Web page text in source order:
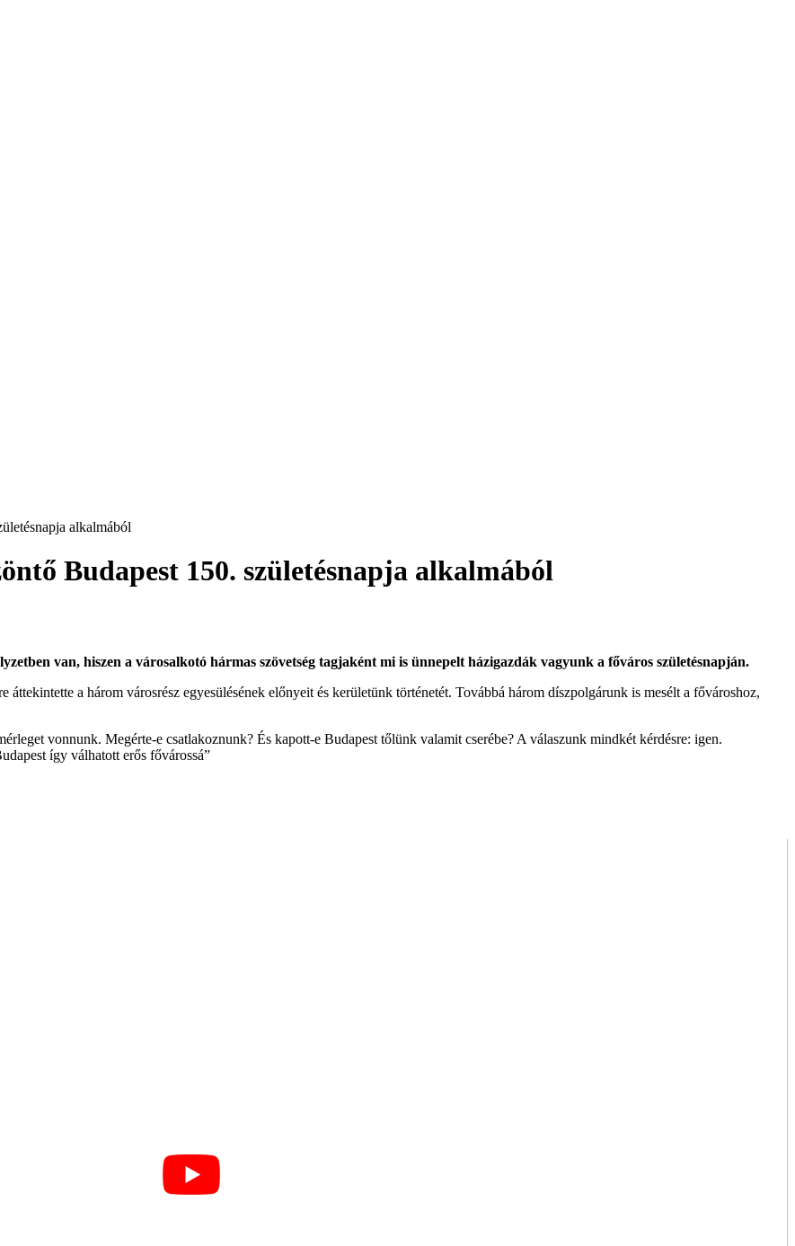
alkalmából
Budapest 150. születésnapja alkalmából
van, hiszen a városalkotó hármas szövetség tagjaként mi is ünnepelt házigazdák vagyunk a főváros születésnapján.
a három városrész egyesülésének előnyeit és kerületünk történetét. Továbbá három díszpolgárunk is mesélt a fővároshoz,
vonnunk. Megérte-e csatlakoznunk? És kapott-e Budapest tőlünk valamit cserébe? A válaszunk mindkét kérdésre: igen.
így válhatott erős fővárossá”